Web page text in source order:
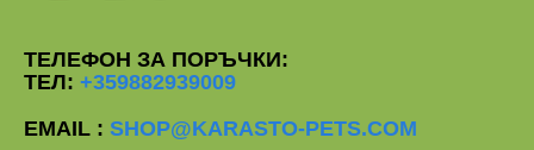
ТЕЛЕФОН ЗА ПОРЪЧКИ:
ТЕЛ: +359882939009
EMAIL : SHOP@KARASTO-PETS.COM